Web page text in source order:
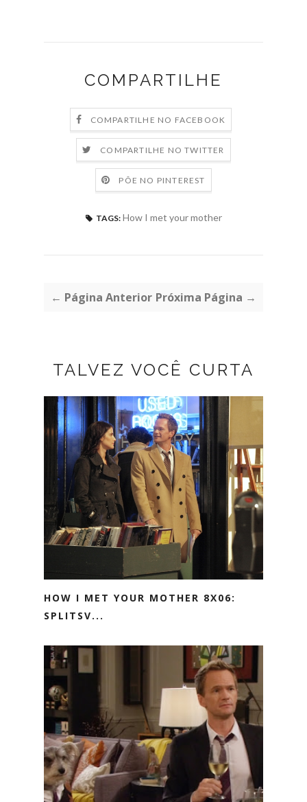
COMPARTILHE
COMPARTILHE NO FACEBOOK
COMPARTILHE NO TWITTER
PÕE NO PINTEREST
TAGS: How I met your mother
← Página Anterior Próxima Página →
TALVEZ VOCÊ CURTA
HOW I MET YOUR MOTHER 8X06:
SPLITSV...